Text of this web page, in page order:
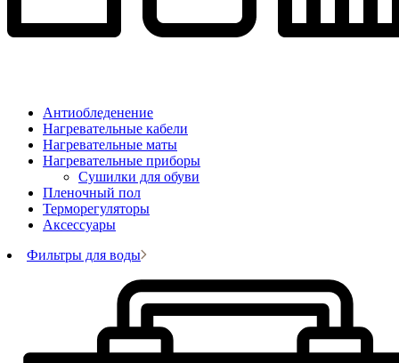
Антиобледенение
Нагревательные кабели
Нагревательные маты
Нагревательные приборы
Сушилки для обуви
Пленочный пол
Терморегуляторы
Аксессуары
Фильтры для воды